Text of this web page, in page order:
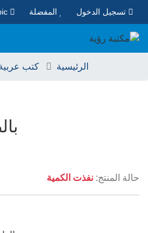
تسجيل الدخول المفضلة Arabic
الرئيسية كتب
حالة المنتج: نفذت الكمية